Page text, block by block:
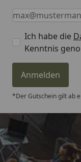
Keine Eingabe
Eingabe
E-Mail *
Ich habe die
Kenntnis
Anmelden
*Der Gutschein gilt ab